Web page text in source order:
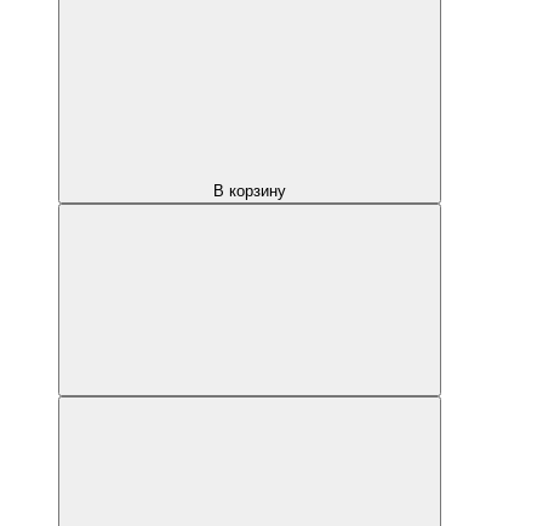
В корзину